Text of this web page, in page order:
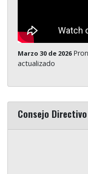
Marzo 30 de 2026
actualizado
Consejo Directivo